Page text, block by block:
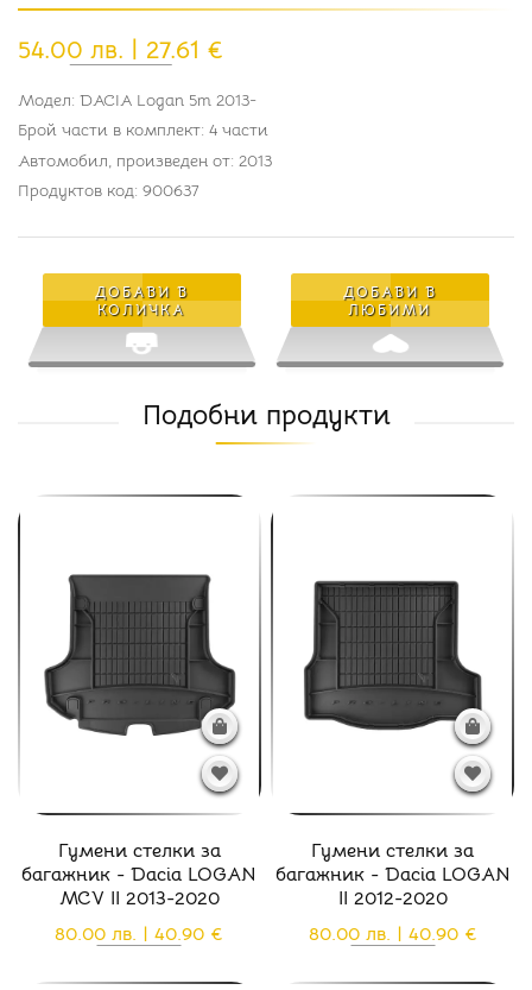
54.00 лв. | 27.61 €
Модел: DACIA Logan 5m 2013-
Брой части в комплект: 4 части
Автомобил, произведен от: 2013
Продуктов код: 900637
ДОБАВИ В
КОЛИЧКА
ДОБАВИ В
ЛЮБИМИ
Подобни продукти
Гумени стелки за
багажник - Dacia LOGAN
MCV II 2013-2020
80.00 лв. | 40.90 €
Гумени стелки за
багажник - Dacia LOGAN
II 2012-2020
80.00 лв. | 40.90 €